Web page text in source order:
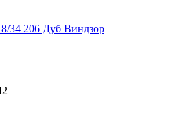
34 206 Дуб Виндзор